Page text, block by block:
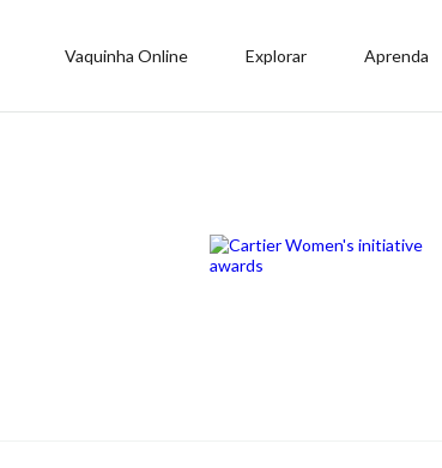
Vaquinha Online Explorar Aprenda